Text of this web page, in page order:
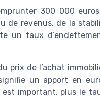
300 000
de revenus, de la
un taux
prix de l’achat
un apport en
important, plus le